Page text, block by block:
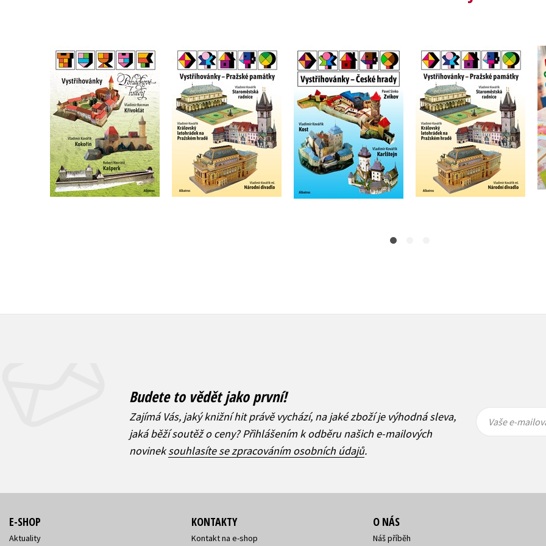
Vystřihovánky -
Pohádkové hrady
Robert Navrátil
,
Vladimír Kovářík
Vladimír Rocman
Do košíku
Vystřihovánky -
Pražské památky
Vladimír Kovářík
Do košíku
349 Kč
279 Kč
Vystřihovánky - České
hrady
Do košíku
399 Kč
319 Kč
Vystřihovánky -
Pražské památky
Vladimír Kovářík
Do košíku
349 Kč
279 Kč
Budete to vědět jako první!
Zajímá Vás, jaký knižní hit právě vychází, na jaké zboží je výhodná sleva,
jaká běží soutěž o ceny? Přihlášením k odběru našich e-mailových
novineksouhlasíte se zpracováním osobních údajů.
mailová
mailová
Vaše e-
E-SHOP
Aktuality
KONTAKTY
Kontakt na e-shop
O NÁS
Náš příběh